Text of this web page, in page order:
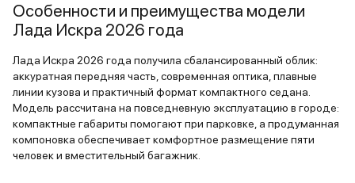
Золотисто-коричневый "Кориандр" металлик 3 авто
и еще 31 опция
1 362 000 ₽
1 089 600 ₽
LADA • Iskra
ПТС В наличии
ПТС В наличии
Черный "Пантера" 3 авто
и еще 41 опция
1 152 000 ₽
LADA • Iskra
ПТС В наличии
1 610 000 ₽
1 288 000 ₽
Особенности и преимущества модели
Лада Искра 2026 года
Лада Искра 2026 года получила сбалансированный облик:
аккуратная передняя часть, современная оптика, плавные
линии кузова и практичный формат компактного седана.
Модель рассчитана на повседневную эксплуатацию в городе:
компактные габариты помогают при парковке, а продуманная
компоновка обеспечивает комфортное размещение пяти
человек и вместительный багажник.